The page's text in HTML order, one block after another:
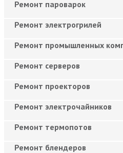
Ремонт пароварок
Ремонт электрогрилей
Ремонт промышленных
Ремонт серверов
Ремонт проекторов
Ремонт электрочайников
Ремонт термопотов
Ремонт блендеров